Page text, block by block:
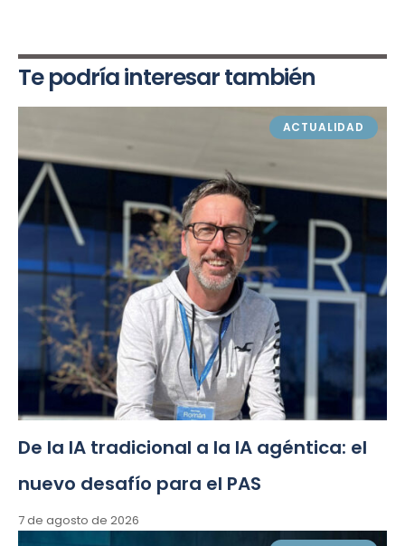
Te podría interesar también
ACTUALIDAD
De la IA tradicional a la IA agéntica: el
nuevo desafío para el PAS
7 de agosto de 2026